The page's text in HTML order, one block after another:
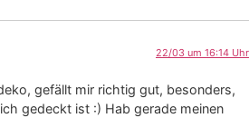
22/03 um 16:14 Uhr
gefällt mir richtig gut, besonders,
gedeckt ist :) Hab gerade meinen